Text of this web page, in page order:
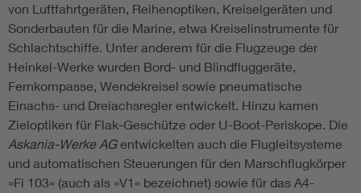
von Luftfahrtgeräten, Reihenoptiken, Kreiselgeräten und
Sonderbauten für die Marine, etwa Kreiselinstrumente für
Schlachtschiffe. Unter anderem für die Flugzeuge der
Heinkel-Werke wurden Bord- und Blindfluggeräte,
Fernkompasse, Wendekreisel sowie pneumatische
Einachs- und Dreiachsregler entwickelt. Hinzu kamen
Zieloptiken für Flak-Geschütze oder U-Boot-Periskope. Die
Askania-Werke AGentwickelten auch die Flugleitsysteme
und automatischen Steuerungen für den Marschflugkörper
»Fi 103« (auch als »V1« bezeichnet) sowie für das A4-